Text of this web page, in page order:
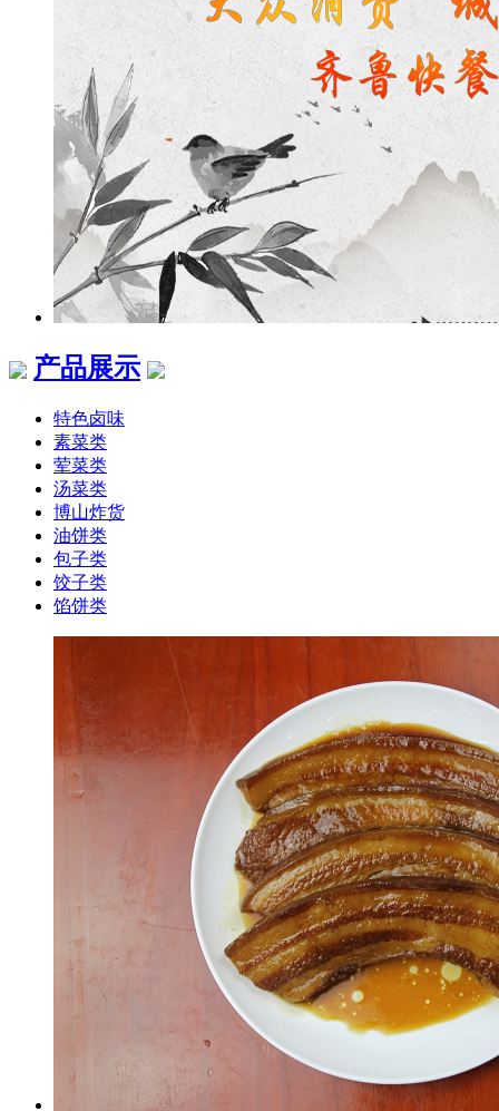
产品展示
特色卤味
素菜类
荤菜类
汤菜类
博山炸货
油饼类
包子类
饺子类
馅饼类